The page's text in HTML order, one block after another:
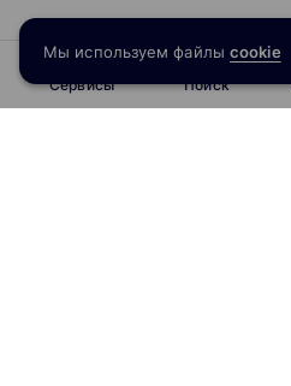
Сервисы Поиск
Мы используем файлы cookie